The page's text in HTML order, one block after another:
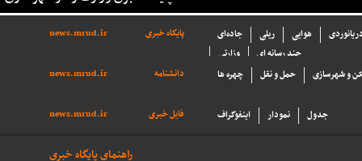
پایگاه خبری news.mrud.ir جاده‌ای ریلی هوایی
وزارتی
چند رسانه ای
دانشنامه
news.mrud.ir چهره ها حمل و نقل و شهرسازی
فایل خبری news.mrud.ir اینفوگراف نمودار جدول
راهنمای پایگاه خبری